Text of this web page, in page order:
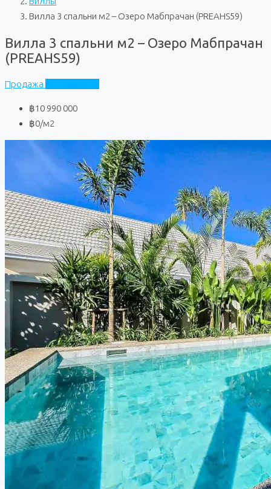
Вилла 3 спальни м2 – Озеро Мабпрачан (PREAHS59)
Вилла 3 спальни м2 – Озеро Мабпрачан
(PREAHS59)
Продажа
฿10 990 000
฿0/м2